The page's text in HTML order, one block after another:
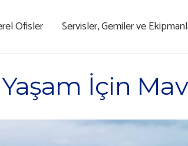
Ofisler Servisler, Gemiler ve
Yaşam İçin